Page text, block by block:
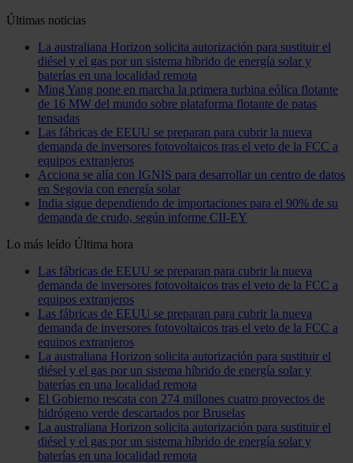
Últimas noticias
La australiana Horizon solicita autorización para sustituir el
diésel y el gas por un sistema híbrido de energía solar y
baterías en una localidad remota
Ming Yang pone en marcha la primera turbina eólica flotante
de 16 MW del mundo sobre plataforma flotante de patas
tensadas
Las fábricas de EEUU se preparan para cubrir la nueva
demanda de inversores fotovoltaicos tras el veto de la FCC a
equipos extranjeros
Acciona se alía con IGNIS para desarrollar un centro de datos
en Segovia con energía solar
India sigue dependiendo de importaciones para el 90% de su
demanda de crudo, según informe CII-EY
Lo más leído Última hora
Las fábricas de EEUU se preparan para cubrir la nueva
demanda de inversores fotovoltaicos tras el veto de la FCC a
equipos extranjeros
Las fábricas de EEUU se preparan para cubrir la nueva
demanda de inversores fotovoltaicos tras el veto de la FCC a
equipos extranjeros
La australiana Horizon solicita autorización para sustituir el
diésel y el gas por un sistema híbrido de energía solar y
baterías en una localidad remota
El Gobierno rescata con 274 millones cuatro proyectos de
hidrógeno verde descartados por Bruselas
La australiana Horizon solicita autorización para sustituir el
diésel y el gas por un sistema híbrido de energía solar y
baterías en una localidad remota